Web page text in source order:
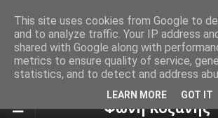
Φωνή Κοζάνης
This site uses cookies from Google to
and to analyze traffic. Your IP address
shared with Google along with
metrics to ensure quality of service,
statistics, and to detect and address
LEARN MORE GOT IT